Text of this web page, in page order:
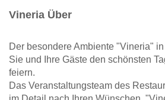
Vineria Über
Der besondere Ambiente "Vineria"
Sie und Ihre Gäste den schönsten
feiern.
Das Veranstaltungsteam des